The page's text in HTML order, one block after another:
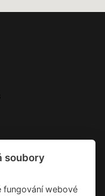
soubory
fungování webové